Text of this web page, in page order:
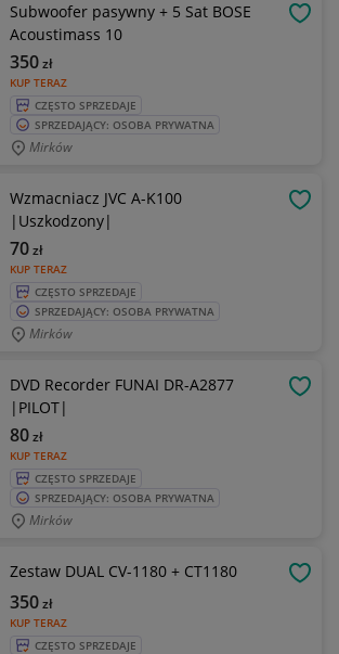
Subwoofer pasywny + 5 Sat BOSE
Acoustimass 10
KUP TERAZ
350zł
CZĘSTO SPRZEDAJE
SPRZEDAJĄCY: OSOBA PRYWATNA
Mirków
Wzmacniacz JVC A-K100
|Uszkodzony|
KUP TERAZ
70zł
CZĘSTO SPRZEDAJE
SPRZEDAJĄCY: OSOBA PRYWATNA
Mirków
DVD Recorder FUNAI DR-A2877
|PILOT|
KUP TERAZ
80zł
CZĘSTO SPRZEDAJE
SPRZEDAJĄCY: OSOBA PRYWATNA
Mirków
Zestaw DUAL CV-1180 + CT1180
KUP TERAZ
350zł
CZĘSTO SPRZEDAJE